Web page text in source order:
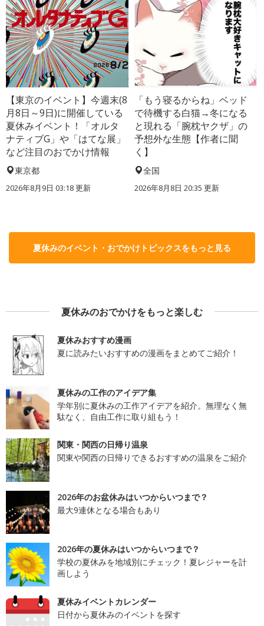
【東京のイベント】今週末(8
月8日～9日)に開催している
夏休みイベント！「オルタ
ナティブG」や「はてな展」
など注目のおでかけ情報
東京都
2026年8月9日 03:18更新
「もう寝るからね」ベッド
で待機する白猫→冬になる
と現れる「腕枕ヤクザ」の
予想外な生態【作者に聞
く】
全国
2026年8月8日 20:35 更新
夏休みのイベント・おでかけトピックスをもっと見る
夏休みのおでかけをもっと楽しむ
夏休みおすすめ漫画
夏に読みたいおすすめの漫画をまとめてご紹介！
夏休みの工作のアイデア集
学年別に夏休みの工作アイデアを紹介。無理なく無
駄なく、自由工作に取り組もう！
関東・関西の日帰り温泉
関東や関西の日帰りできるおすすめの温泉をご紹介
2026年のお盆休みはいつからいつまで？
最大9連休となる場合もあり
2026年の夏休みはいつからいつまで？
学校の夏休みを地域別にチェック！夏レジャーを計
画しよう
夏休みイベントカレンダー
日付から夏休みのイベントを探す